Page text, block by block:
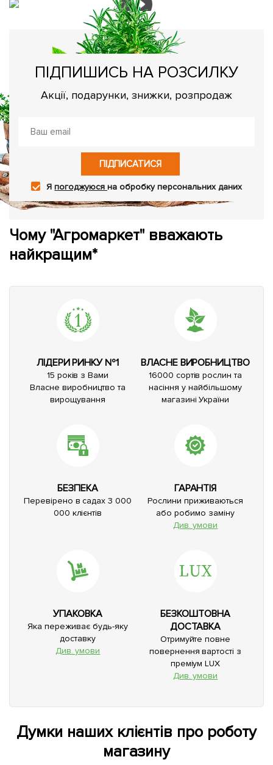
ПІДПИШИСЬ НА РОЗСИЛКУ
Акції, подарунки, знижки, розпродаж
ПІДПИСАТИСЯ
Япогоджуюсяна обробку персональних даних
Чому "Агромаркет" вважають
найкращим*
ЛІДЕРИ РИНКУ №1
15 років з Вами
Власне виробництво та
вирощування
ВЛАСНЕ ВИРОБНИЦТВО
16000 сортів рослин та
насіння у найбільшому
магазині України
БЕЗПЕКА
Перевірено в садах 3 000
000 клієнтів
ГАРАНТІЯ
Рослини приживаються
або робимо заміну
Див. умови
УПАКОВКА
Яка переживає будь-яку
доставку
Див. умови
БЕЗКОШТОВНА
ДОСТАВКА
Отримуйте повне
повернення вартості з
преміум LUX
Див. умови
Думки наших клієнтів про роботу
магазину